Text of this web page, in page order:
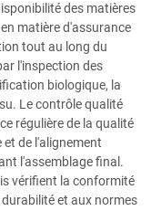
des matières
matière d'assurance
tout au long du
l'inspection des
biologique, la
Le contrôle qualité
régulière de la qualité
de l'alignement
l'assemblage final.
vérifient la conformité
et aux normes